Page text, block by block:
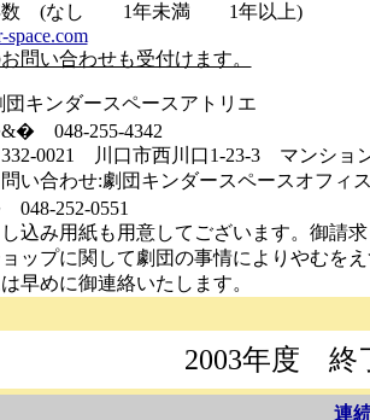
数 (なし 1年未満 1年以上)
space.com
問い合わせも受付けます。
団キンダースペースアトリエ
255-4342
川口市西川口1-23-3 マンション
い合わせ:劇団キンダースペースオフィ
0551
紙も用意してございます。御請求
ップに関して劇団の事情によりやむを
早めに御連絡いたします。
2003年度 終
連